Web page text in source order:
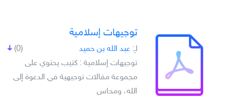
توجيهات إسلامية
(0) لـِ: عبد الله بن حميد
توجيهات إسلامية : كتيب يحتوي على
مجموعة مقالات توجيهية في الدعوة إلى
الله، ومحاس